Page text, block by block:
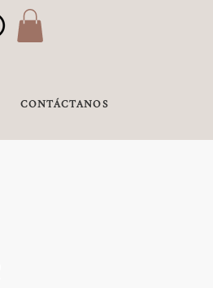
CONTÁCTANOS